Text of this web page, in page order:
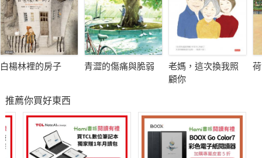
白楊林裡的房子 青澀的傷痛與脆弱
老媽，這次換我照
顧你
推薦你買好東西